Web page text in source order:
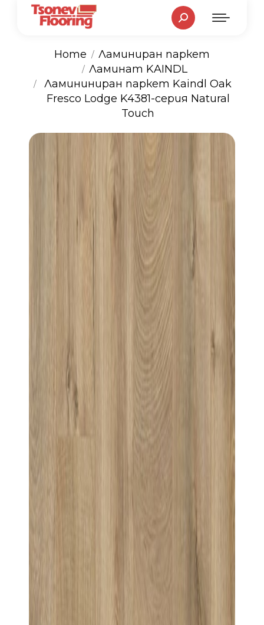
Search:
You are here:
Home
Ламиниран паркет
Ламинат KAINDL
Ламининиран паркет Kaindl Oak
Fresco Lodge K4381-серия Natural
Touch